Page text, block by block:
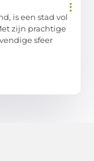
is een stad vol
zijn prachtige
sfeer